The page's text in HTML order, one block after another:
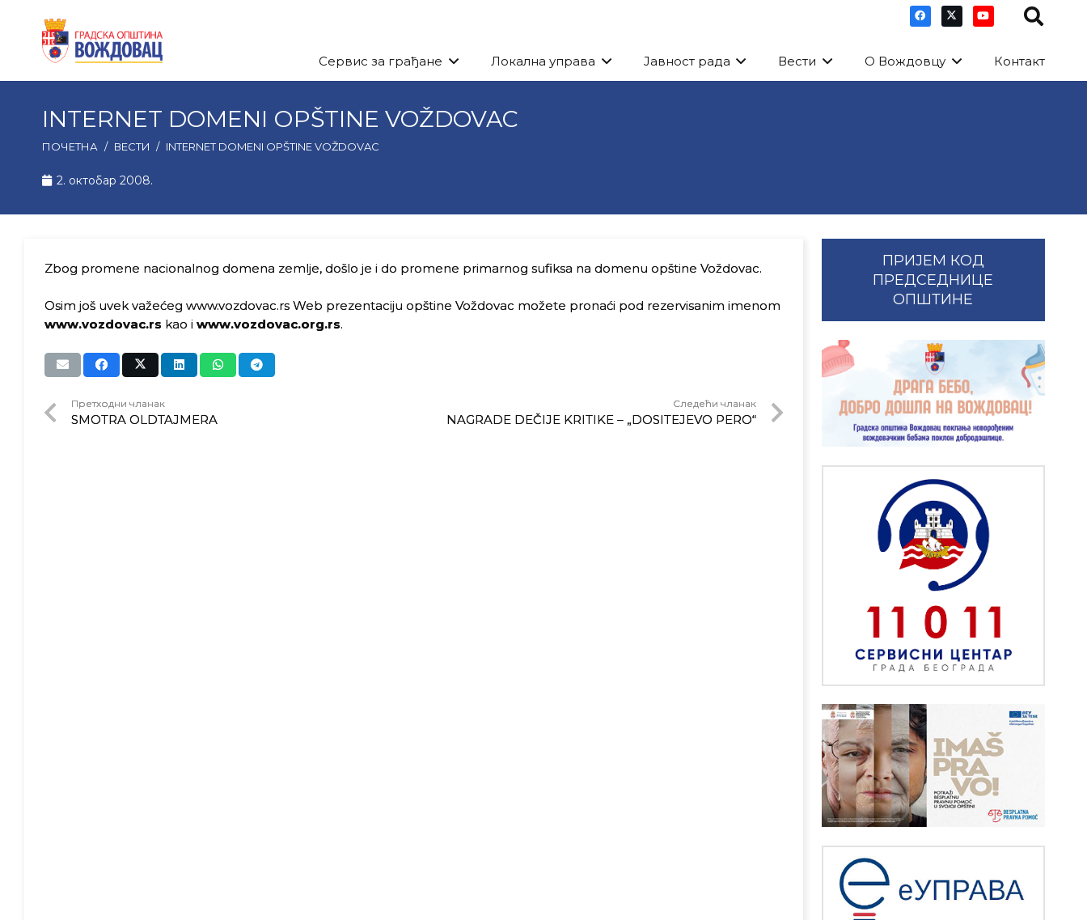
Сервис за грађане Локална управа Јавност рада Вести О Вождовцу Контакт
INTERNET DOMENI ОPŠTINE VOŽDOVAC
ПОЧЕТНА / ВЕСТИ / INTERNET DOMENI ОPŠTINE VOŽDOVAC
2. октобар 2008.
Zbog promene nacionalnog domena zemlje, došlo je i do promene primarnog sufiksa na domenu opštine Voždovac.
Osim još uvek važećeg www.vozdovac.rs Web prezentaciju opštine Voždovac možete pronaći pod rezervisanim imenom
www.vozdovac.rs kao i www.vozdovac.org.rs.
Претходни чланак
SMOTRA OLDTAJMERA
Следећи чланак
NAGRADE DEČIJE KRITIKE – „DOSITEJEVO PERO“
ПРИЈЕМ КОД
ПРЕДСЕДНИЦЕ
ОПШТИНЕ